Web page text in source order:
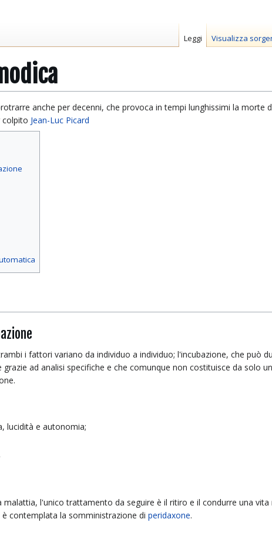
anche per decenni, che provoca in tempi lunghissimi la morte
colpito Jean-Luc Picard
i fattori variano da individuo a individuo; l'incubazione, che può
ad analisi specifiche e che comunque non costituisce da solo
lucidità e autonomia;
l'unico trattamento da seguire è il ritiro e il condurre una
contemplata la somministrazione di peridaxone.
Leggi Visualizza